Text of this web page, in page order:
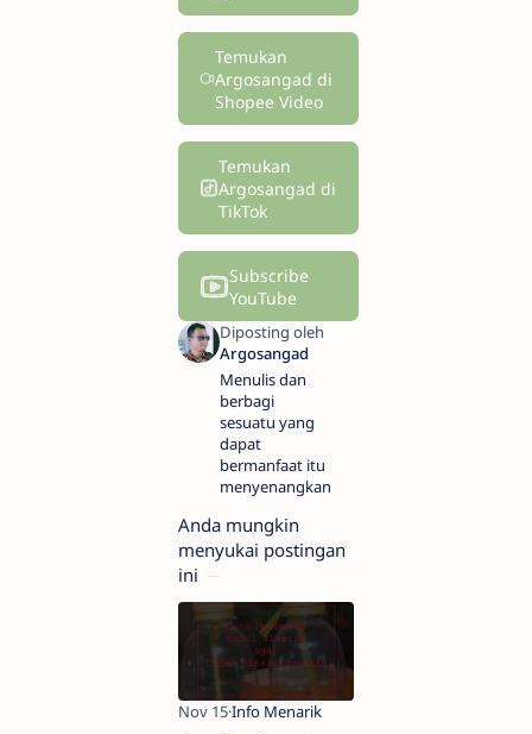
Temukan
Argosangad di
Shopee Video
Temukan
Argosangad di
TikTok
Subscribe
YouTube
Menulis dan
berbagi
sesuatu yang
dapat
bermanfaat itu
menyenangkan.
Anda mungkin
menyukai postingan
ini